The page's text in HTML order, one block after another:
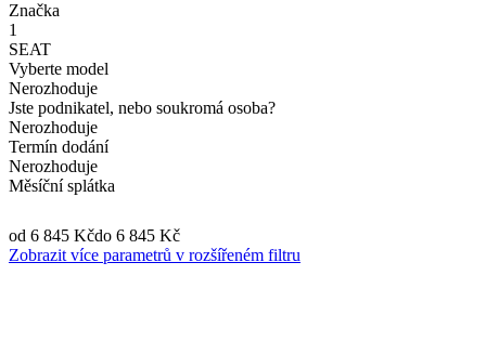
Značka
1
SEAT
Vyberte model
Nerozhoduje
Jste podnikatel, nebo soukromá osoba?
Nerozhoduje
Termín dodání
Nerozhoduje
Měsíční splátka
od 6 845 Kčdo 6 845 Kč
Zobrazit více parametrů v rozšířeném filtru